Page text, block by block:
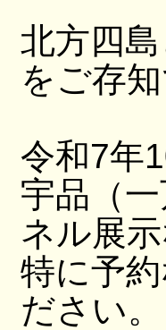
北方四
をご存
令和7年
宇品（
ネル展
特に予
ださい。